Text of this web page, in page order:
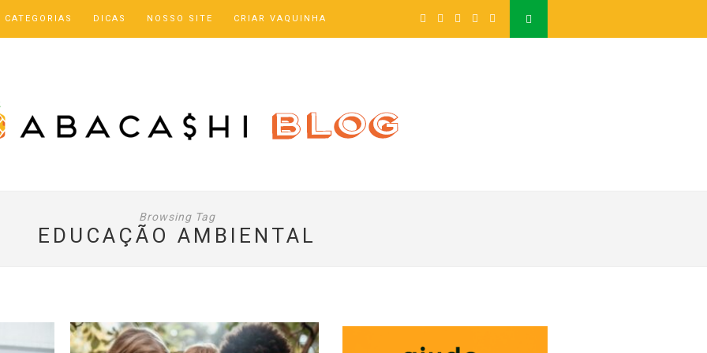
CATEGORIAS DICAS NOSSO SITE CRIAR VAQUINHA
Browsing Tag
EDUCAÇÃO AMBIENTAL